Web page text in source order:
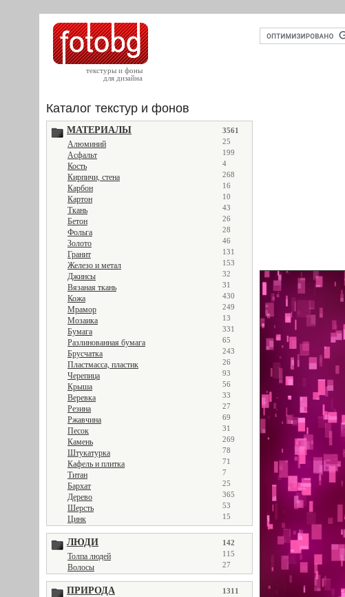
текстуры и фоны
для дизайна
Каталог текстур и фонов
МАТЕРИАЛЫ 3561
Алюминий 25
Асфальт 199
Кость 4
Кирпичи, стена 268
Карбон 16
Картон 10
Ткань 43
Бетон 26
Фольга 28
Золото 46
Гранит 131
Железо и метал 153
Джинсы 32
Вязаная ткань 31
Кожа 430
Мрамор 249
Мозаика 13
Бумага 331
Разлинованная бумага 65
Брусчатка 243
Пластмасса, пластик 26
Черепица 93
Крыша 56
Веревка 33
Резина 27
Ржавчина 69
Песок 31
Камень 269
Штукатурка 78
Кафель и плитка 71
Титан 7
Бархат 25
Дерево 365
Шерсть 53
Цинк 15
ЛЮДИ 142
Толпа людей 115
Волосы 27
ПРИРОДА 1311